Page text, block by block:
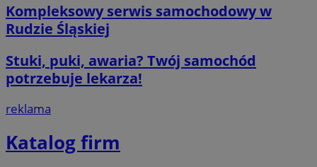
Kompleksowy serwis samochodowy w
Rudzie Śląskiej
Stuki, puki, awaria? Twój samochód
potrzebuje lekarza!
reklama
Katalog firm